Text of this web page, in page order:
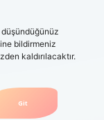
bildirmeniz
kaldırılacaktır.